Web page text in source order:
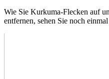
Wie Sie Kurkuma-Flecken auf
entfernen, sehen Sie noch